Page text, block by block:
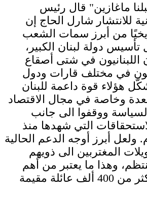
ماغازين" قال رئيس
للانتشار شارل الحاج إن
من أبرز سمات الشعب
تأسيس دولة لبنان الكبير،
اللبنانيون في شتى أصقاع
في مختلف قارات ودول
هؤلاء قوة داعمة للبنان
وخاصة في مجال الاقتصاد
ووقفوا الى جانب
التي شهدها منذ
ولعل أبرز أوجه الدعم الحالية
المغتربين الى ذويهم
وهذا ما يعتبر من أهم
مقومات صمود أكثر من 400 ألف عائلة مقيمة